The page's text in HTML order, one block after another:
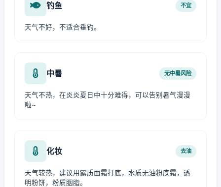
钓鱼 不宜
天气不好，不适合垂钓。
中暑 无中暑风险
天气不热，在炎炎夏日中十分难得，可以告别暑气漫漫
啦~
化妆 去油
天气较热，建议用露质面霜打底，水质无油粉底霜，透
明粉饼，粉质胭脂。